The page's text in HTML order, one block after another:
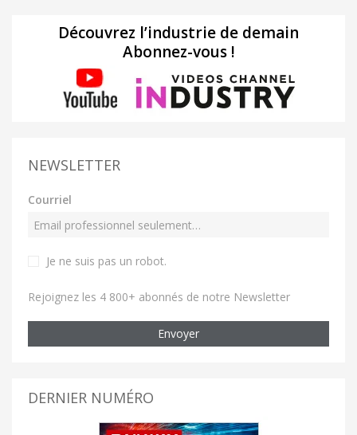
Découvrez l’industrie de demain
Abonnez-vous !
NEWSLETTER
Courriel
Je ne suis pas un robot.
Rejoignez les 4 800+ abonnés de notre Newsletter
Envoyer
DERNIER NUMÉRO